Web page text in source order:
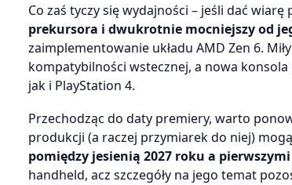
Co zaś tyczy się wydajności – jeśli dać wiarę
prekursora i dwukrotnie mocniejszy od
zaimplementowanie układu AMD Zen 6.
kompatybilności wstecznej, a nowa
jak i PlayStation 4.
Przechodząc do daty premiery, warto
produkcji (a raczej przymiarek do niej)
pomiędzy jesienią 2027 roku a
handheld, acz szczegóły na jego temat